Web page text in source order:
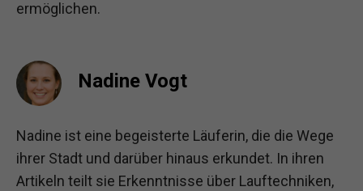
ermöglichen.
Nadine Vogt
Nadine ist eine begeisterte Läuferin, die die Wege
ihrer Stadt und darüber hinaus erkundet. In ihren
Artikeln teilt sie Erkenntnisse über Lauftechniken,